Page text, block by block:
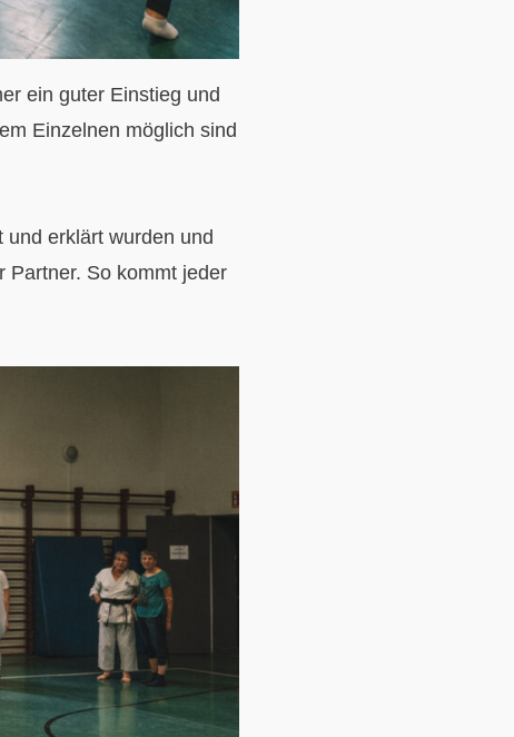
ein guter Einstieg und
Einzelnen möglich sind
und erklärt wurden und
Partner. So kommt jeder